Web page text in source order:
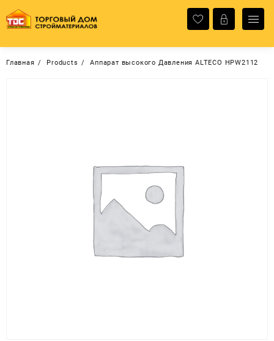
содержимому
Главная Products Аппарат высокого Давления ALTECO HPW2112